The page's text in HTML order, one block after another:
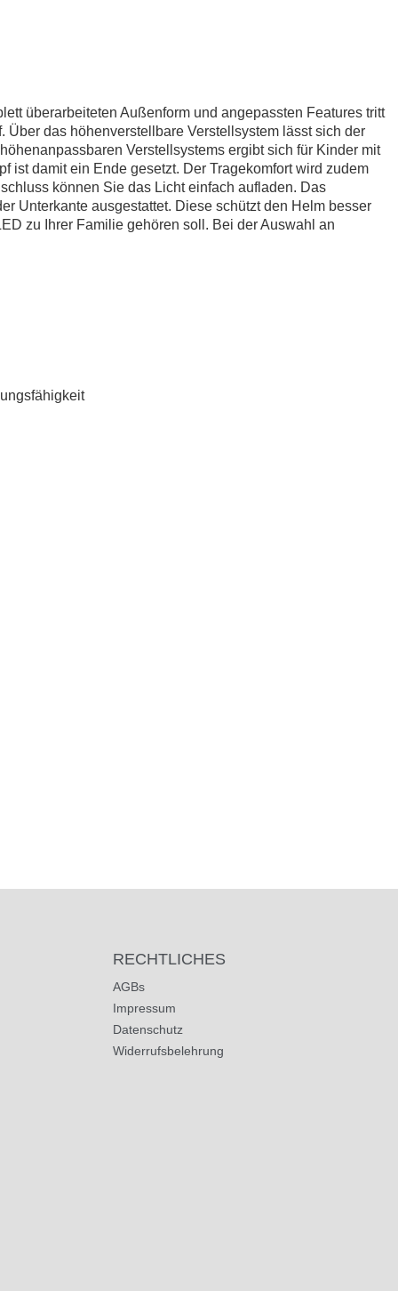
überarbeiteten Außenform und angepassten Features tritt
das höhenverstellbare Verstellsystem lässt sich der
Verstellsystems ergibt sich für Kinder mit
ist damit ein Ende gesetzt. Der Tragekomfort wird zudem
können Sie das Licht einfach aufladen. Das
Unterkante ausgestattet. Diese schützt den Helm besser
zu Ihrer Familie gehören soll. Bei der Auswahl an
RECHTLICHES
AGBs
Impressum
Datenschutz
Widerrufsbelehrung